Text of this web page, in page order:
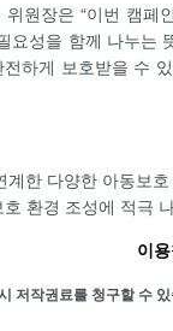
원장은 “이번 캠페
성을 함께 나누는
하게 보호받을 수
한 다양한 아동보
환경 조성에 적극
이
저작권료를 청구할 수